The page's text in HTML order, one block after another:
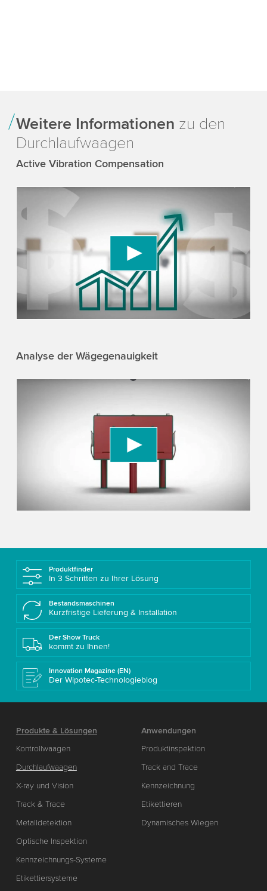
Weitere Informationen zu den
Durchlaufwaagen
Active Vibration Compensation
We use a third party service to embed video
content that may collect data about your activity.
Please review the details and accept the service
to watch this video.
Analyse der Wägegenauigkeit
We use a third party service to embed video
content that may collect data about your activity.
Please review the details and accept the service
Accept More information
Produktfinder
In 3 Schritten zu Ihrer Lösung
Bestandsmaschinen
Kurzfristige Lieferung & Installation
Der Show Truck
kommt zu Ihnen!
Innovation Magazine (EN)
Der Wipotec-Technologieblog
Produkte & Lösungen
Kontrollwaagen
Durchlaufwaagen
X-ray und Vision
Track & Trace
Metalldetektion
Optische Inspektion
Kennzeichnungs-Systeme
Etikettiersysteme
Anwendungen
Produktinspektion
Track and Trace
Kennzeichnung
Etikettieren
Dynamisches Wiegen